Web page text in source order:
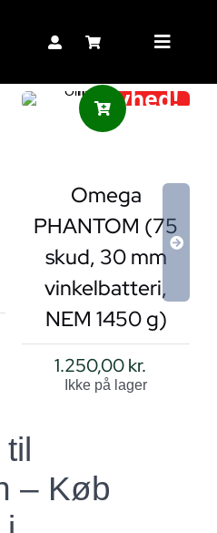
Toggle
Nyhed!
Omega
PHANTOM (75
skud, 30 mm
vinkelbatteri,
NEM 1450 g)
1.250,00kr.
Ikke på lager
– Køb